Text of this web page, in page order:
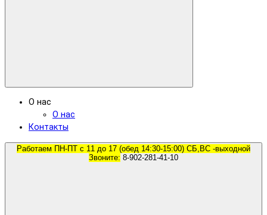
О нас
О нас
Контакты
Работаем ПН-ПТ с 11 до 17 (обед 14:30-15:00) СБ,ВС -выходной
Звоните: